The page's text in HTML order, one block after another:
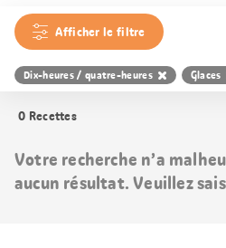
Afficher le filtre
Dix-heures / quatre-heures Glaces
0 Recettes
Votre recherche n’a
aucun résultat. Veuillez